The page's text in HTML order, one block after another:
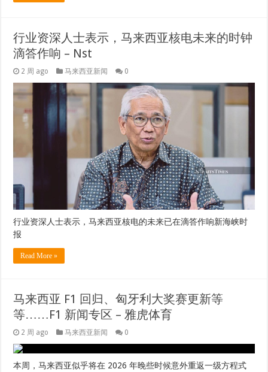
行业资深人士表示，马来西亚核电未来的时钟
滴答作响 – Nst
2 周 ago 马来西亚新闻 0
行业资深人士表示，马来西亚核电的未来已在滴答作响新海峡时
报
Read More »
马来西亚 F1 回归、匈牙利大奖赛更新等
等……F1 新闻专区 – 雅虎体育
2 周 ago 马来西亚新闻 0
本周，马来西亚似乎将在 2026 年晚些时候意外重返一级方程式